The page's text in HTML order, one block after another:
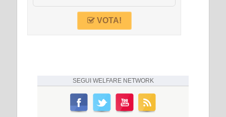
VOTA!
SEGUI WELFARE NETWORK